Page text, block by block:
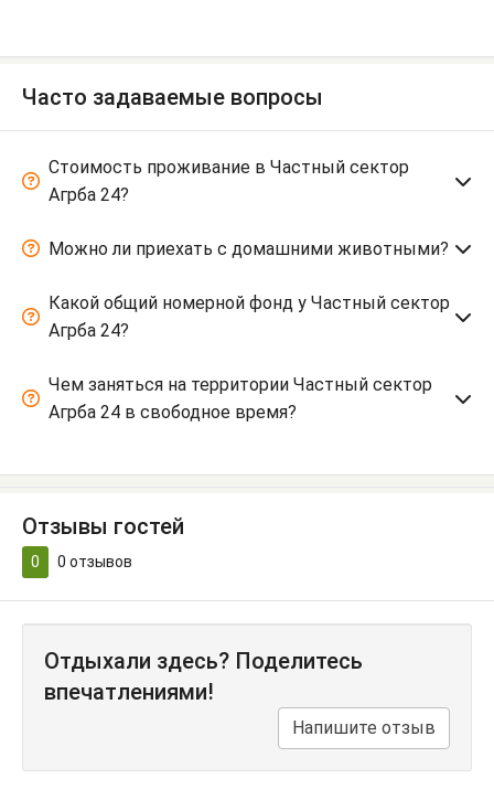
Часто задаваемые вопросы
Стоимость проживание в Частный сектор
Агрба 24?
Можно ли приехать с домашними животными?
Какой общий номерной фонд у Частный сектор
Агрба 24?
Чем заняться на территории Частный сектор
Агрба 24 в свободное время?
Отзывы гостей
0 0 отзывов
Отдыхали здесь? Поделитесь
впечатлениями!
Напишите отзыв